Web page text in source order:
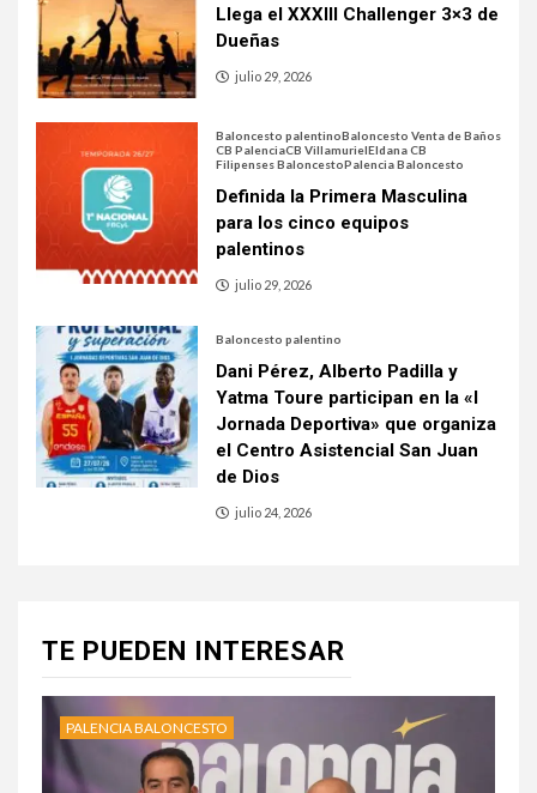
Llega el XXXIII Challenger 3×3 de
Dueñas
julio 29, 2026
Baloncesto palentinoBaloncesto Venta de Baños
CB PalenciaCB VillamurielEldana CB
Filipenses BaloncestoPalencia Baloncesto
Definida la Primera Masculina
para los cinco equipos
palentinos
julio 29, 2026
Baloncesto palentino
Dani Pérez, Alberto Padilla y
Yatma Toure participan en la «I
Jornada Deportiva» que organiza
el Centro Asistencial San Juan
de Dios
julio 24, 2026
TE PUEDEN INTERESAR
PALENCIA BALONCESTO